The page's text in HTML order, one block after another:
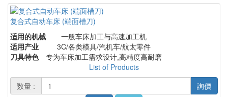
复合式自动车床 (端面槽刀)
适用的机械
一般车床加工与高速加工机
适用产业
3C/各类模具/汽机车/航太零件
刀具特色
专为车床加工需求设计,高精度高耐磨
List of Products
数量 :
詢價